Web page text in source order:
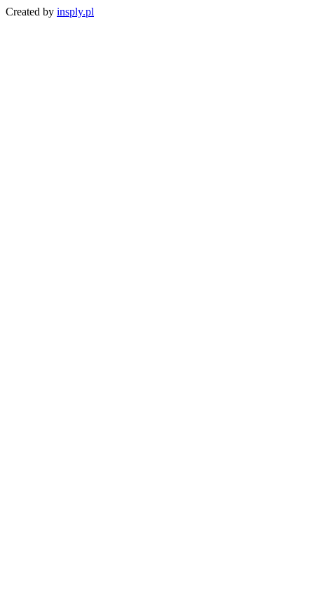
Created by insply.pl